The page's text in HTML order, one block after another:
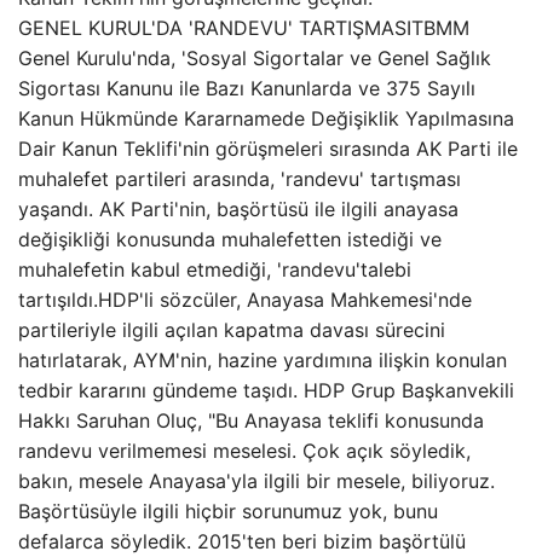
GENEL KURUL'DA 'RANDEVU' TARTIŞMASITBMM
Genel Kurulu'nda, 'Sosyal Sigortalar ve Genel Sağlık
Sigortası Kanunu ile Bazı Kanunlarda ve 375 Sayılı
Kanun Hükmünde Kararnamede Değişiklik Yapılmasına
Dair Kanun Teklifi'nin görüşmeleri sırasında AK Parti ile
muhalefet partileri arasında, 'randevu' tartışması
yaşandı. AK Parti'nin, başörtüsü ile ilgili anayasa
değişikliği konusunda muhalefetten istediği ve
muhalefetin kabul etmediği, 'randevu'talebi
tartışıldı.HDP'li sözcüler, Anayasa Mahkemesi'nde
partileriyle ilgili açılan kapatma davası sürecini
hatırlatarak, AYM'nin, hazine yardımına ilişkin konulan
tedbir kararını gündeme taşıdı. HDP Grup Başkanvekili
Hakkı Saruhan Oluç, "Bu Anayasa teklifi konusunda
randevu verilmemesi meselesi. Çok açık söyledik,
bakın, mesele Anayasa'yla ilgili bir mesele, biliyoruz.
Başörtüsüyle ilgili hiçbir sorunumuz yok, bunu
defalarca söyledik. 2015'ten beri bizim başörtülü